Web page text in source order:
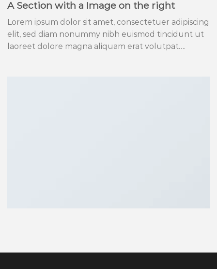
A Section with a Image on the right
Lorem ipsum dolor sit amet, consectetuer adipiscing
elit, sed diam nonummy nibh euismod tincidunt ut
laoreet dolore magna aliquam erat volutpat….